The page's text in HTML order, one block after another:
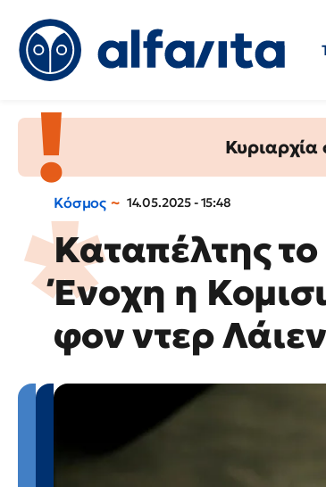
Κυριαρχία
Κόσμος 14.05.2025 - 15:48
Καταπέλτης
Ένοχη η
φον ντερ